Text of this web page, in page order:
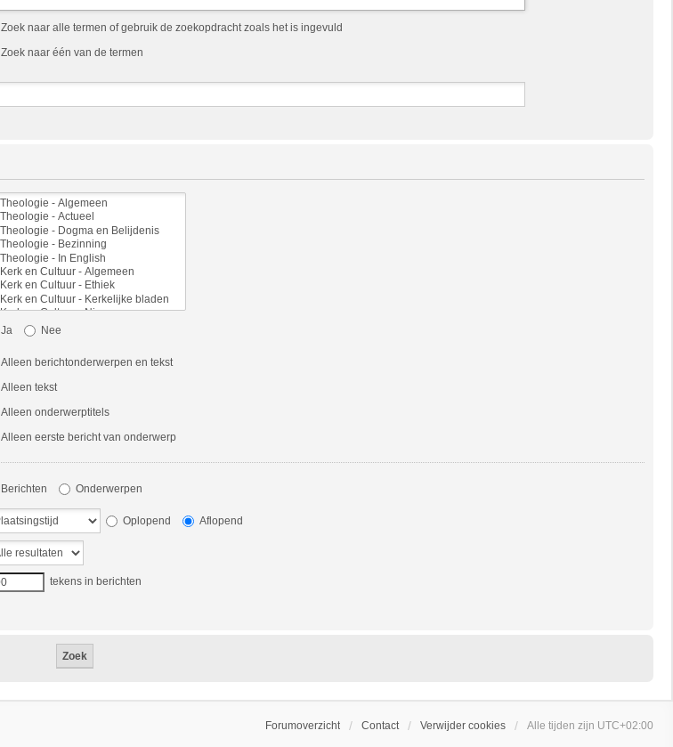
Zoek naar alle termen of gebruik de zoekopdracht zoals het is ingevuld
Zoek naar één van de termen
Ja Nee
Alleen berichtonderwerpen en tekst
Alleen tekst
Alleen onderwerptitels
Alleen eerste bericht van onderwerp
Berichten Onderwerpen
Oplopend Aflopend
tekens in berichten
Forumoverzicht Contact Verwijder cookies Alle tijden zijn UTC+02:00